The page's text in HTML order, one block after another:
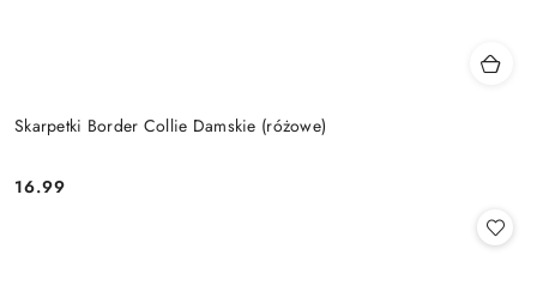
Skarpetki Border Collie Damskie (różowe)
Cena:
16.99